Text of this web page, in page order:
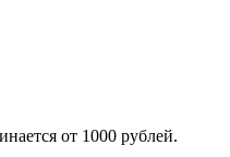
от 1000 рублей.